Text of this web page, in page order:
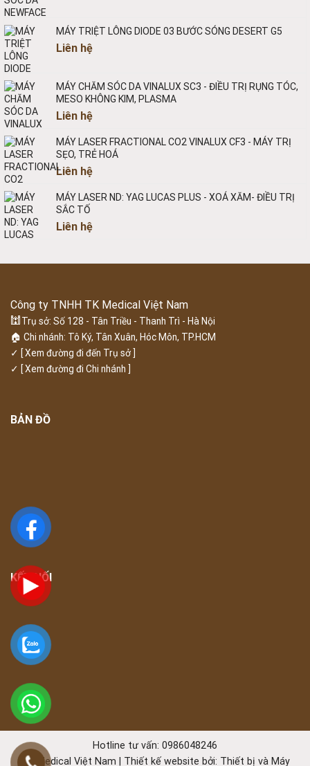
MÁY TRIỆT LÔNG DIODE 03 BƯỚC SÓNG DESERT G5
Liên hệ
MÁY CHĂM SÓC DA VINALUX SC3 - ĐIỀU TRỊ RỤNG TÓC,
MESO KHÔNG KIM, PLASMA
Liên hệ
MÁY LASER FRACTIONAL CO2 VINALUX CF3 - MÁY TRỊ
SẸO, TRẺ HOÁ
Liên hệ
MÁY LASER ND: YAG LUCAS PLUS - XOÁ XĂM- ĐIỀU TRỊ
SẮC TỐ
Liên hệ
Công ty TNHH TK Medical Việt Nam
🕍 Trụ sở: Số 128 - Tân Triều - Thanh Trì - Hà Nội
🏠 Chi nhánh: Tô Ký, Tân Xuân, Hóc Môn, TP.HCM
✓ [ Xem đường đi đến Trụ sở ]
✓ [ Xem đường đi Chi nhánh ]
BẢN ĐỒ
KẾT NỐI
Hotline tư vấn: 0986048246
TK Medical Việt Nam | Thiết kế website bởi: Thiết bị và Máy